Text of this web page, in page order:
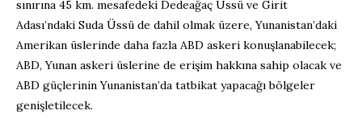
sınırına 45 km. mesafedeki Dedeağaç Üssü ve Girit
Adası’ndaki Suda Üssü de dahil olmak üzere, Yunanistan’daki
Amerikan üslerinde daha fazla ABD askeri konuşlanabilecek;
ABD, Yunan askeri üslerine de erişim hakkına sahip olacak ve
ABD güçlerinin Yunanistan’da tatbikat yapacağı bölgeler
genişletilecek.